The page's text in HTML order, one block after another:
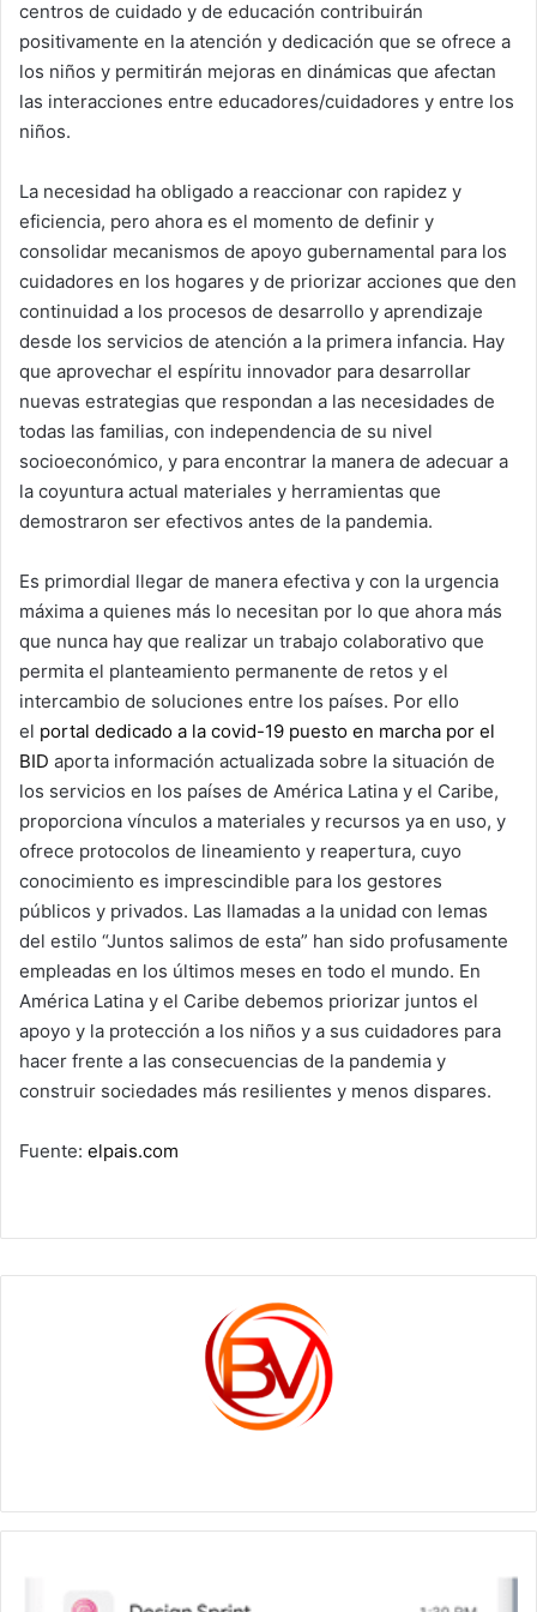
centros de cuidado y de educación contribuirán
positivamente en la atención y dedicación que se ofrece a
los niños y permitirán mejoras en dinámicas que afectan
las interacciones entre educadores/cuidadores y entre los
niños.
La necesidad ha obligado a reaccionar con rapidez y
eficiencia, pero ahora es el momento de definir y
consolidar mecanismos de apoyo gubernamental para los
cuidadores en los hogares y de priorizar acciones que den
continuidad a los procesos de desarrollo y aprendizaje
desde los servicios de atención a la primera infancia. Hay
que aprovechar el espíritu innovador para desarrollar
nuevas estrategias que respondan a las necesidades de
todas las familias, con independencia de su nivel
socioeconómico, y para encontrar la manera de adecuar a
la coyuntura actual materiales y herramientas que
demostraron ser efectivos antes de la pandemia.
Es primordial llegar de manera efectiva y con la urgencia
máxima a quienes más lo necesitan por lo que ahora más
que nunca hay que realizar un trabajo colaborativo que
permita el planteamiento permanente de retos y el
intercambio de soluciones entre los países. Por ello
el portal dedicado a la covid-19 puesto en marcha por el
BID aporta información actualizada sobre la situación de
los servicios en los países de América Latina y el Caribe,
proporciona vínculos a materiales y recursos ya en uso, y
ofrece protocolos de lineamiento y reapertura, cuyo
conocimiento es imprescindible para los gestores
públicos y privados. Las llamadas a la unidad con lemas
del estilo “Juntos salimos de esta” han sido profusamente
empleadas en los últimos meses en todo el mundo. En
América Latina y el Caribe debemos priorizar juntos el
apoyo y la protección a los niños y a sus cuidadores para
hacer frente a las consecuencias de la pandemia y
construir sociedades más resilientes y menos dispares.
Fuente: elpais.com